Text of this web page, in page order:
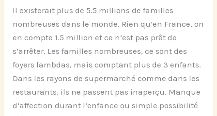
Il existerait plus de 5.5 millions de familles
nombreuses dans le monde. Rien qu’en France, on
en compte 1.5 million et ce n’est pas prêt de
s’arrêter. Les familles nombreuses, ce sont des
foyers lambdas, mais comptant plus de 3 enfants.
Dans les rayons de supermarché comme dans les
restaurants, ils ne passent pas inaperçu. Manque
d’affection durant l’enfance ou simple possibilité